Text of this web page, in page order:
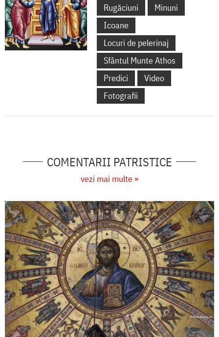
Rugăciuni
Minuni
Icoane
Locuri de pelerinaj
Sfântul Munte Athos
Predici
Video
Fotografii
COMENTARII PATRISTICE
vezi mai multe »